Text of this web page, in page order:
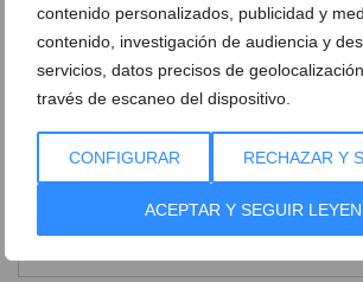
contenido personalizados, publicidad y
contenido, investigación de audiencia y
servicios, datos precisos de
través de escaneo del dispositivo.
CONFIGURAR RECHAZAR Y
ACEPTAR Y SEGUIR